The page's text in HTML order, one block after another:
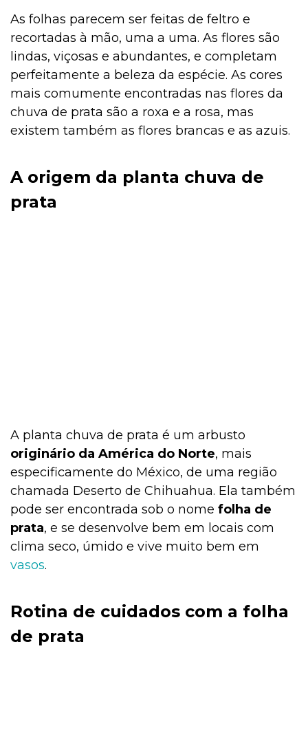
As folhas parecem ser feitas de feltro e
recortadas à mão, uma a uma. As flores são
lindas, viçosas e abundantes, e completam
perfeitamente a beleza da espécie. As cores
mais comumente encontradas nas flores da
chuva de prata são a roxa e a rosa, mas
existem também as flores brancas e as azuis.
A origem da planta chuva de
prata
A planta chuva de prata é um arbusto
originário da América do Norte, mais
especificamente do México, de uma região
chamada Deserto de Chihuahua. Ela também
pode ser encontrada sob o nome folha de
prata, e se desenvolve bem em locais com
clima seco, úmido e vive muito bem em
vasos.
Rotina de cuidados com a folha
de prata